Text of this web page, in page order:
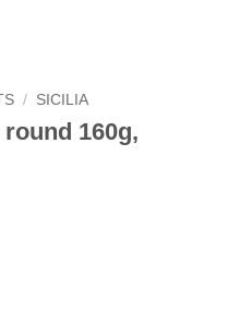
/ SICILIA
160g,